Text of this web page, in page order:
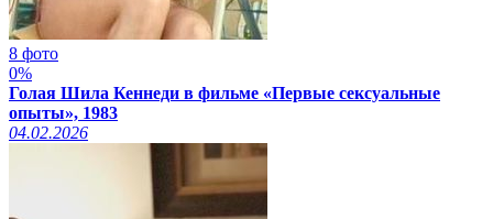
8 фото
0%
Голая Шила Кеннеди в фильме «Первые сексуальные
опыты», 1983
04.02.2026